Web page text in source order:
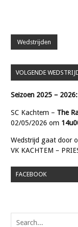
Wedstrijden
VOLGENDE
Seizoen 2025 –
SC Kachtem – The
02/05/2026 om
Wedstrijd gaat door
VK KACHTEM –
FACEBOOK